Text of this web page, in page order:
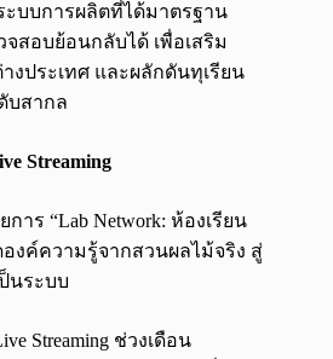
ะบบการผลิตที่ได้มาตรฐาน
สอบย้อนกลับได้ เพื่อเสริม
งประเทศ และผลักดันทุเรียน
บสากล
Streaming
าร “Lab Network: ห้องเรียน
งค์ความรู้จากสวนผลไม้จริง สู่
นระบบ
Streaming ช่วงเดือน